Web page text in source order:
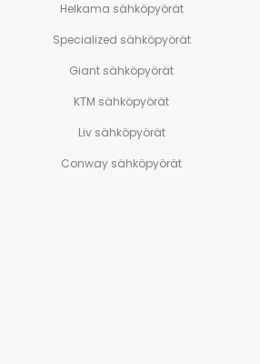
Helkama sähköpyörät
Specialized sähköpyörät
Giant sähköpyörät
KTM sähköpyörät
Liv sähköpyörät
Conway sähköpyörät